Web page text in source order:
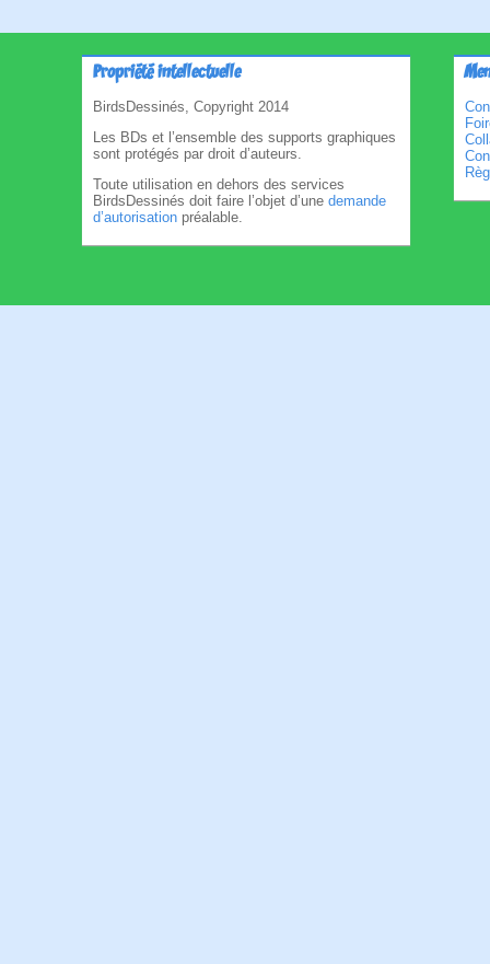
Propriété intellectuelle
BirdsDessinés, Copyright 2014
Les BDs et l’ensemble des supports graphiques
sont protégés par droit d’auteurs.
Toute utilisation en dehors des services
BirdsDessinés doit faire l’objet d’une demande
d’autorisation préalable.